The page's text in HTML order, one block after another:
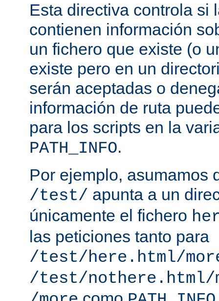
Esta directiva controla si
contienen información
un fichero que existe (o
existe pero en un
serán aceptadas o
información de ruta
para los scripts en la
PATH_INFO.
Por ejemplo, asumamos
/test/ apunta a un
únicamente el fichero
las peticiones tanto para
/test/here.html/
/test/nothere.html/